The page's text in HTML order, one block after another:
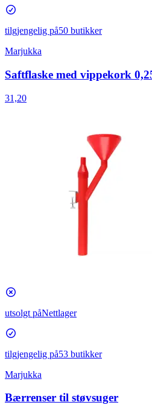
tilgjengelig på50 butikker
Marjukka
Saftflaske med vippekork
31,20
utsolgt påNettlager
tilgjengelig på53 butikker
Marjukka
Bærrenser til støvsuger